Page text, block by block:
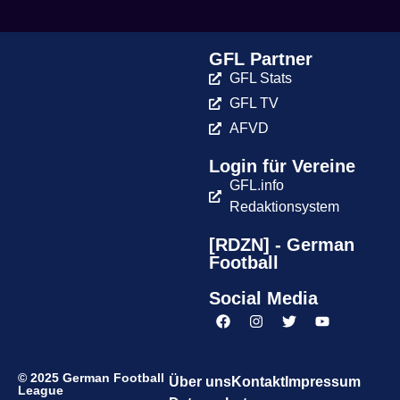
GFL Partner
GFL Stats
GFL TV
AFVD
Login für Vereine
GFL.info
Redaktionsystem
[RDZN] - German
Football
Social Media
© 2025 German Football
League
Über unsKontaktImpressum